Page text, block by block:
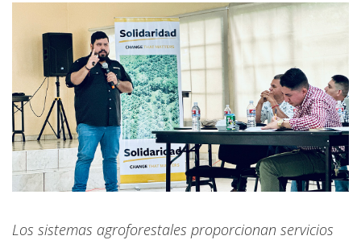
Los sistemas agroforestales proporcionan servicios